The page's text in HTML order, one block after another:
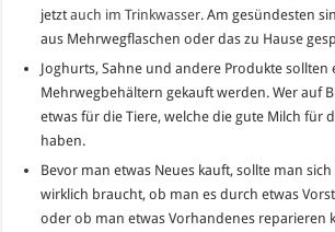
jetztauch im Trinkwasser. Am gesündesten
aus Mehrwegflaschen oder das zu Hause
Joghurts, Sahne und andere Produkte sollten
Mehrwegbehältern gekauft werden. Wer auf
etwas für die Tiere, welche die gute Milch für
haben.
Bevor man etwas Neues kauft, sollte man
wirklich braucht, ob man es durch etwas
oder ob man etwas Vorhandenes reparieren